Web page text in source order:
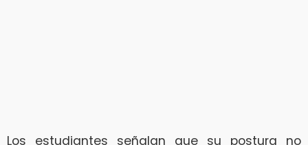
Los estudiantes señalan que su postura no